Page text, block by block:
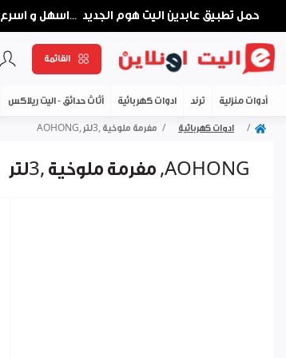
حمل تطبيق عابدين اليت هوم الجديد ...اسهل و اسرع
القائمة
أدوات منزلية ترند ادوات كهربائية أثاث حدائق - اليت ريلاكس
ادوات كهربائية مفرمة ملوخية ,3لتر ,AOHONG
مفرمة ملوخية ,3لتر ,AOHONG